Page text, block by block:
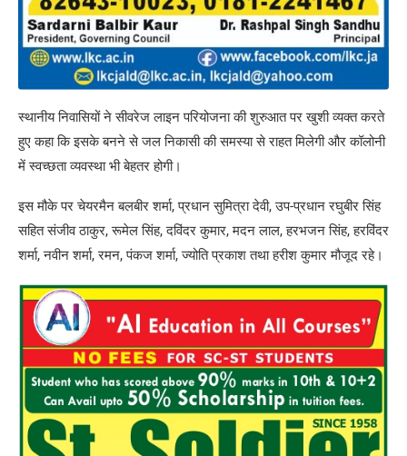
स्थानीय निवासियों ने सीवरेज लाइन परियोजना की शुरुआत पर खुशी व्यक्त करते
हुए कहा कि इसके बनने से जल निकासी की समस्या से राहत मिलेगी और कॉलोनी
में स्वच्छता व्यवस्था भी बेहतर होगी।
इस मौके पर चेयरमैन बलबीर शर्मा, प्रधान सुमित्रा देवी, उप-प्रधान रघुबीर सिंह
सहित संजीव ठाकुर, रूमेल सिंह, दविंदर कुमार, मदन लाल, हरभजन सिंह, हरविंदर
शर्मा, नवीन शर्मा, रमन, पंकज शर्मा, ज्योति प्रकाश तथा हरीश कुमार मौजूद रहे।